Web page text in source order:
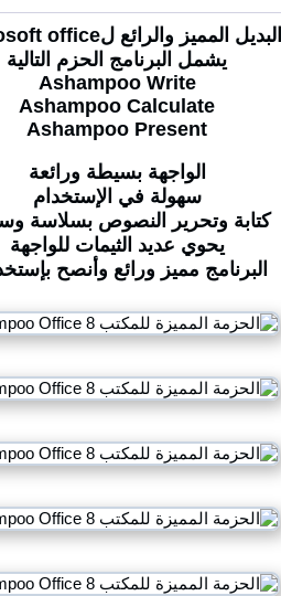
البديل المميز والرائع لMicrosoft office
يشمل البرنامج الحزم التالية
Ashampoo Write
Ashampoo Calculate
Ashampoo Present
الواجهة بسيطة ورائعة
سهولة في الإستخدام
كتابة وتحرير النصوص بسلاسة
يحوي عديد الثيمات للواجهة
البرنامج مميز ورائع وأنصح